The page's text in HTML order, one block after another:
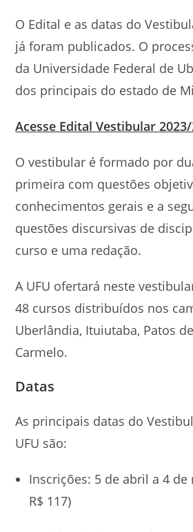
O Edital e as datas do
já foram publicados. O
da Universidade Federal de
dos principais do estado de
Acesse Edital Vestibular 2023/
O vestibular é formado por
primeira com questões
conhecimentos gerais e a
questões discursivas de
curso e uma redação.
A UFU ofertará neste
48 cursos distribuídos nos
Uberlândia, Ituiutaba, Patos
Carmelo.
Datas
As principais datas do
UFU são:
Inscrições: 5 de abril a 4 de
R$ 117)